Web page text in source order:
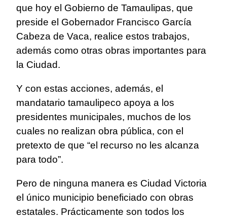
que hoy el Gobierno de Tamaulipas, que
preside el Gobernador Francisco García
Cabeza de Vaca, realice estos trabajos,
además como otras obras importantes para
la Ciudad.
Y con estas acciones, además, el
mandatario tamaulipeco apoya a los
presidentes municipales, muchos de los
cuales no realizan obra pública, con el
pretexto de que “el recurso no les alcanza
para todo”.
Pero de ninguna manera es Ciudad Victoria
el único municipio beneficiado con obras
estatales. Prácticamente son todos los